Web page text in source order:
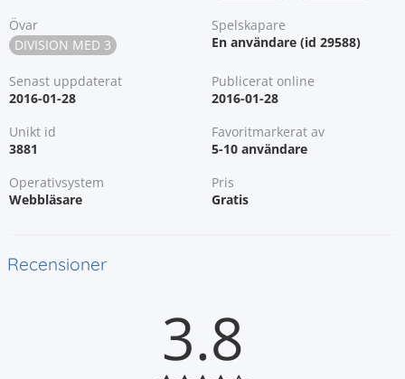
Övar
DIVISION MED 3
Spelskapare
En användare (id 29588)
Senast uppdaterat
2016-01-28
Publicerat online
2016-01-28
Unikt id
3881
Favoritmarkerat av
5-10 användare
Operativsystem
Webbläsare
Pris
Gratis
Recensioner
3.8